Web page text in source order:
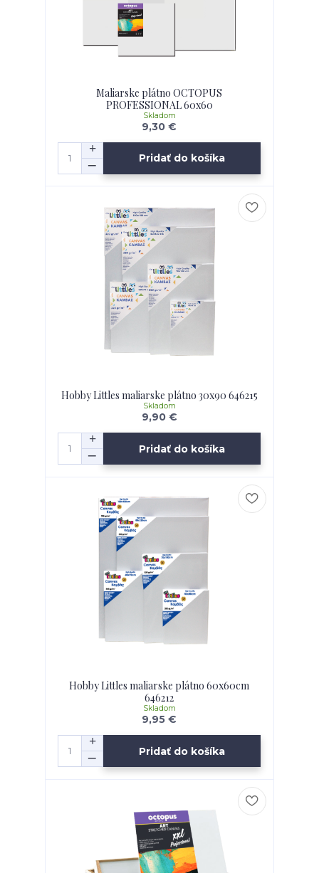
Maliarske plátno OCTOPUS
PROFESSIONAL 60x60
9,30 €
Skladom
Pridať do košíka
Hobby Littles maliarske plátno 30x90 646215
9,90 €
Skladom
Pridať do košíka
Hobby Littles maliarske plátno 60x60cm
646212
9,95 €
Skladom
Pridať do košíka